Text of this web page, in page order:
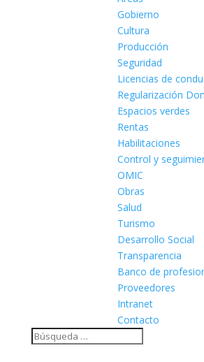
Gobierno
Cultura
Producción
Seguridad
Licencias de
Regularización
Espacios verdes
Rentas
Habilitaciones
Control y
OMIC
Obras
Salud
Turismo
Desarrollo Social
Transparencia
Banco de
Proveedores
Intranet
Contacto